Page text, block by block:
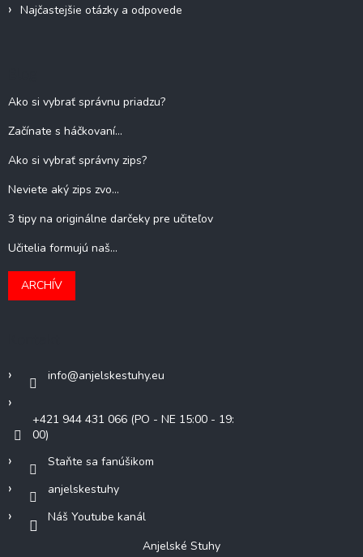
Najčastejšie otázky a odpovede
Ako si vybrať správnu priadzu?
Začínate s háčkovaní...
Ako si vybrať správny zips?
Neviete aký zips zvo...
3 tipy na originálne darčeky pre učiteľov
Učitelia formujú naš...
ARCHÍV
info@anjelskestuhy.eu
+421 944 431 066 (PO - NE 15:00 - 19:
00)
Staňte sa fanúšikom
anjelskestuhy
Náš Youtube kanál
Anjelské Stuhy